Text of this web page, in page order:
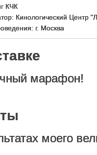
КЧК
Кинологический Центр
г. Москва
марафон!
моего